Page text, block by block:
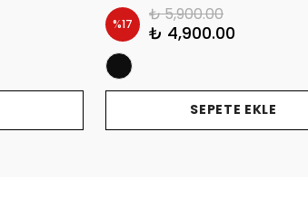
%17 ₺ 5,900.00
₺ 4,900.00
SEPETE EKLE